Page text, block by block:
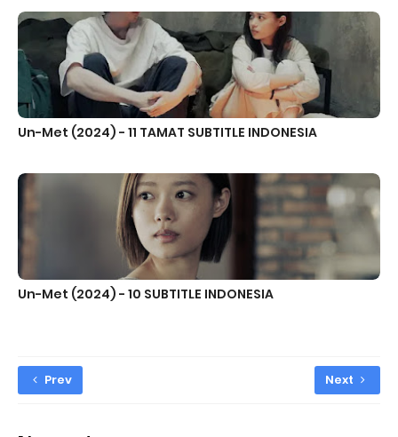
Un-Met (2024) - 11 TAMAT SUBTITLE INDONESIA
Un-Met (2024) - 10 SUBTITLE INDONESIA
Prev Next